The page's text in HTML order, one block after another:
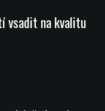
vsadit na kvalitu